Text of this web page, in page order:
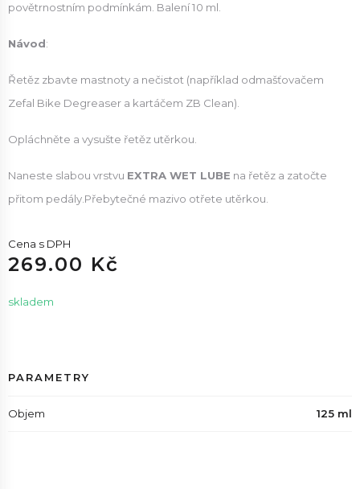
povětrnostním podmínkám. Balení 10 ml.
Návod:
Řetěz zbavte mastnoty a nečistot (například odmašťovačem
Zefal Bike Degreaser a kartáčem ZB Clean).
Opláchněte a vysušte řetěz utěrkou.
Naneste slabou vrstvu EXTRA WET LUBE na řetěz a zatočte
přitom pedály.Přebytečné mazivo otřete utěrkou.
Cena s DPH
269.00 Kč
skladem
PARAMETRY
Objem 125 ml